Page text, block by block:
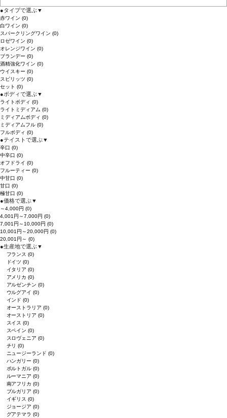
●タイプで選ぶ▼
赤ワイン (0)
白ワイン (0)
スパークリングワイン (0)
ロゼワイン (0)
オレンジワイン (0)
ブランデー (0)
酒精強化ワイン (0)
ウイスキー (0)
スピリッツ (0)
セット (0)
●ボディで選ぶ▼
ライトボディ (0)
ライトミディアム (0)
ミディアムボディ (0)
ミディアムフル (0)
フルボディ (0)
●テイストで選ぶ▼
辛口 (0)
中辛口 (0)
オフドライ (0)
フルーティー (0)
中甘口 (0)
甘口 (0)
極甘口 (0)
●価格で選ぶ▼
～4,000円 (0)
4,001円～7,000円 (0)
7,001円～10,000円 (0)
10,001円～20,000円 (0)
20,001円～ (0)
●生産地で選ぶ▼
フランス(0)
ドイツ(0)
イタリア(0)
アメリカ(0)
アルゼンチン(0)
ウルグアイ(0)
インド(0)
オーストラリア(0)
オーストリア(0)
スイス(0)
スペイン(0)
スロヴェニア(0)
チリ(0)
ニュージーランド(0)
ハンガリー(0)
ポルトガル(0)
ルーマニア(0)
南アフリカ(0)
ブルガリア(0)
イギリス(0)
ジョージア(0)
グアテマラ(0)